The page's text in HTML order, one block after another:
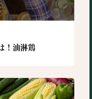
！油淋鶏